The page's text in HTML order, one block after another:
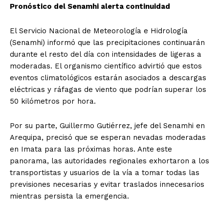
Pronóstico del Senamhi alerta continuidad
El Servicio Nacional de Meteorología e Hidrología
(Senamhi) informó que las precipitaciones continuarán
durante el resto del día con intensidades de ligeras a
moderadas. El organismo científico advirtió que estos
eventos climatológicos estarán asociados a descargas
eléctricas y ráfagas de viento que podrían superar los
50 kilómetros por hora.
Por su parte, Guillermo Gutiérrez, jefe del Senamhi en
Arequipa, precisó que se esperan nevadas moderadas
en Imata para las próximas horas. Ante este
panorama, las autoridades regionales exhortaron a los
transportistas y usuarios de la vía a tomar todas las
previsiones necesarias y evitar traslados innecesarios
mientras persista la emergencia.